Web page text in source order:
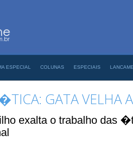
ESPECIAL COLUNAS ESPECIAIS
GATA VELHA
exalta o trabalho das